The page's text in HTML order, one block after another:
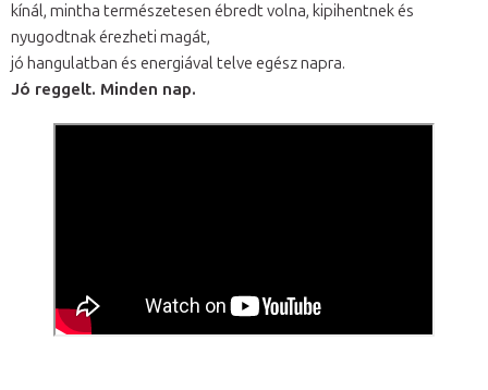
kínál, mintha természetesen ébredt volna, kipihentnek és
nyugodtnak érezheti magát,
jó hangulatban és energiával telve egész napra.
Jó reggelt. Minden nap.